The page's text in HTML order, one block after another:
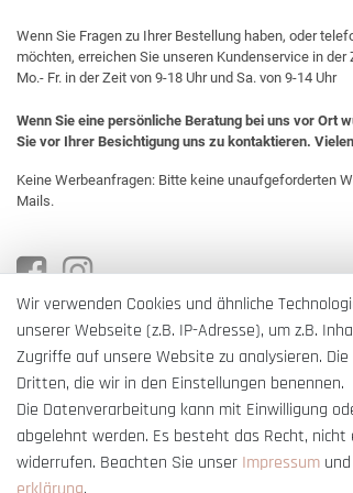
Wenn Sie Fragen zu Ihrer Bestellung haben, oder
möchten, erreichen Sie unseren Kundenservice in der
Mo.- Fr. in der Zeit von 9-18 Uhr und Sa. von 9-14 Uhr
Wenn Sie eine persönliche Beratung bei uns vor Ort
Sie vor Ihrer Besichtigung uns zu kontaktieren.
Keine Werbeanfragen: Bitte keine unaufgeforderten
Mails.
* Alle Preise verstehen sich inkl. gesetzl. MwSt. und
Wir verwenden Cookies und ähnliche
unserer Webseite (z.B. IP-Adresse), um z.B.
Zugriffe auf unsere Website zu analysieren.
Dritten, die wir in den Einstellungen benennen.
Die Datenverarbeitung kann mit Einwilligung
abgelehnt werden. Es besteht das Recht,
widerrufen. Beachten Sie unser Impressum